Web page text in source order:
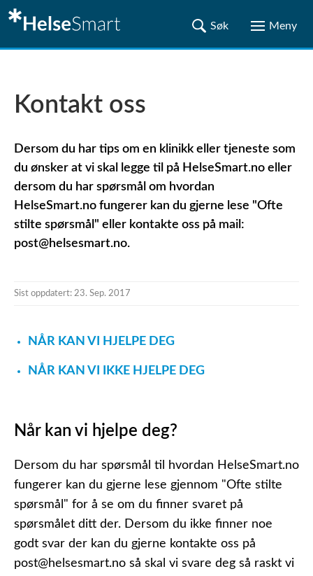
Kontakt oss
Dersom du har tips om en klinikk eller tjeneste som
du ønsker at vi skal legge til på HelseSmart.no eller
dersom du har spørsmål om hvordan
HelseSmart.no fungerer kan du gjerne lese "Ofte
stilte spørsmål" eller kontakte oss på mail:
post@helsesmart.no.
Sist oppdatert: 23. Sep. 2017
NÅR KAN VI HJELPE DEG
NÅR KAN VI IKKE HJELPE DEG
Når kan vi hjelpe deg?
Dersom du har spørsmål til hvordan HelseSmart.no
fungerer kan du gjerne lese gjennom "Ofte stilte
spørsmål" for å se om du finner svaret på
spørsmålet ditt der. Dersom du ikke finner noe
godt svar der kan du gjerne kontakte oss på
post@helsesmart.no så skal vi svare deg så raskt vi